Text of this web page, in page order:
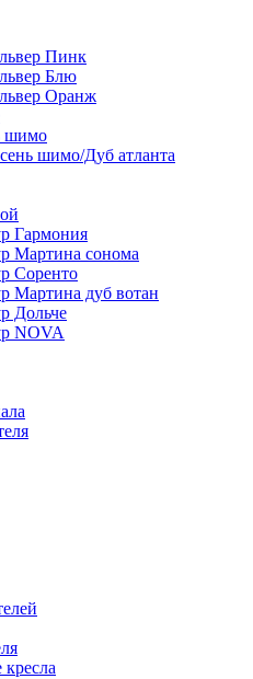
Пинк
Блю
Оранж
шимо
шимо/Дуб атланта
Гармония
Мартина сонома
Соренто
Мартина дуб вотан
Дольче
NOVA